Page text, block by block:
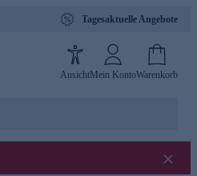
Tagesaktuelle Angebote
AnsichtMein KontoWarenkorb